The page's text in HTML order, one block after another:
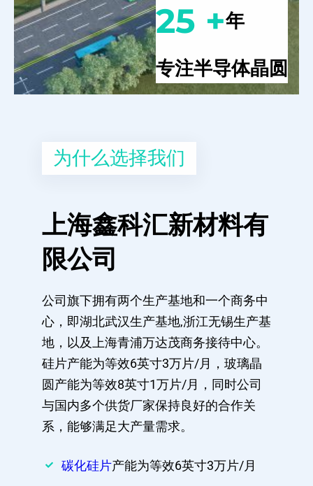
25 +年
专注半导体晶圆
为什么选择我们
上海鑫科汇新材料有
限公司
公司旗下拥有两个生产基地和一个商务中
心，即湖北武汉生产基地,浙江无锡生产基
地，以及上海青浦万达茂商务接待中心。
硅片产能为等效6英寸3万片/月，玻璃晶
圆产能为等效8英寸1万片/月，同时公司
与国内多个供货厂家保持良好的合作关
系，能够满足大产量需求。
碳化硅片产能为等效6英寸3万片/月